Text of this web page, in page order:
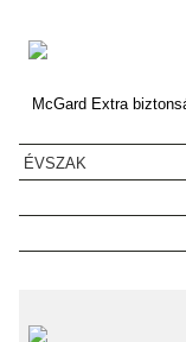
McGard Extra